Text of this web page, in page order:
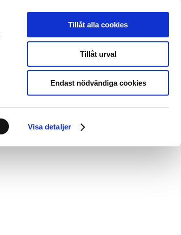
Visa detaljer
Tillåt alla cookies
Tillåt urval
Endast nödvändiga cookies